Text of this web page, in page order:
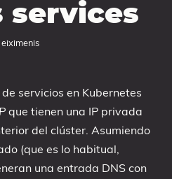
services
servicios en Kubernetes
que tienen una IP privada
del clúster. Asumiendo
(que es lo habitual,
una entrada DNS con